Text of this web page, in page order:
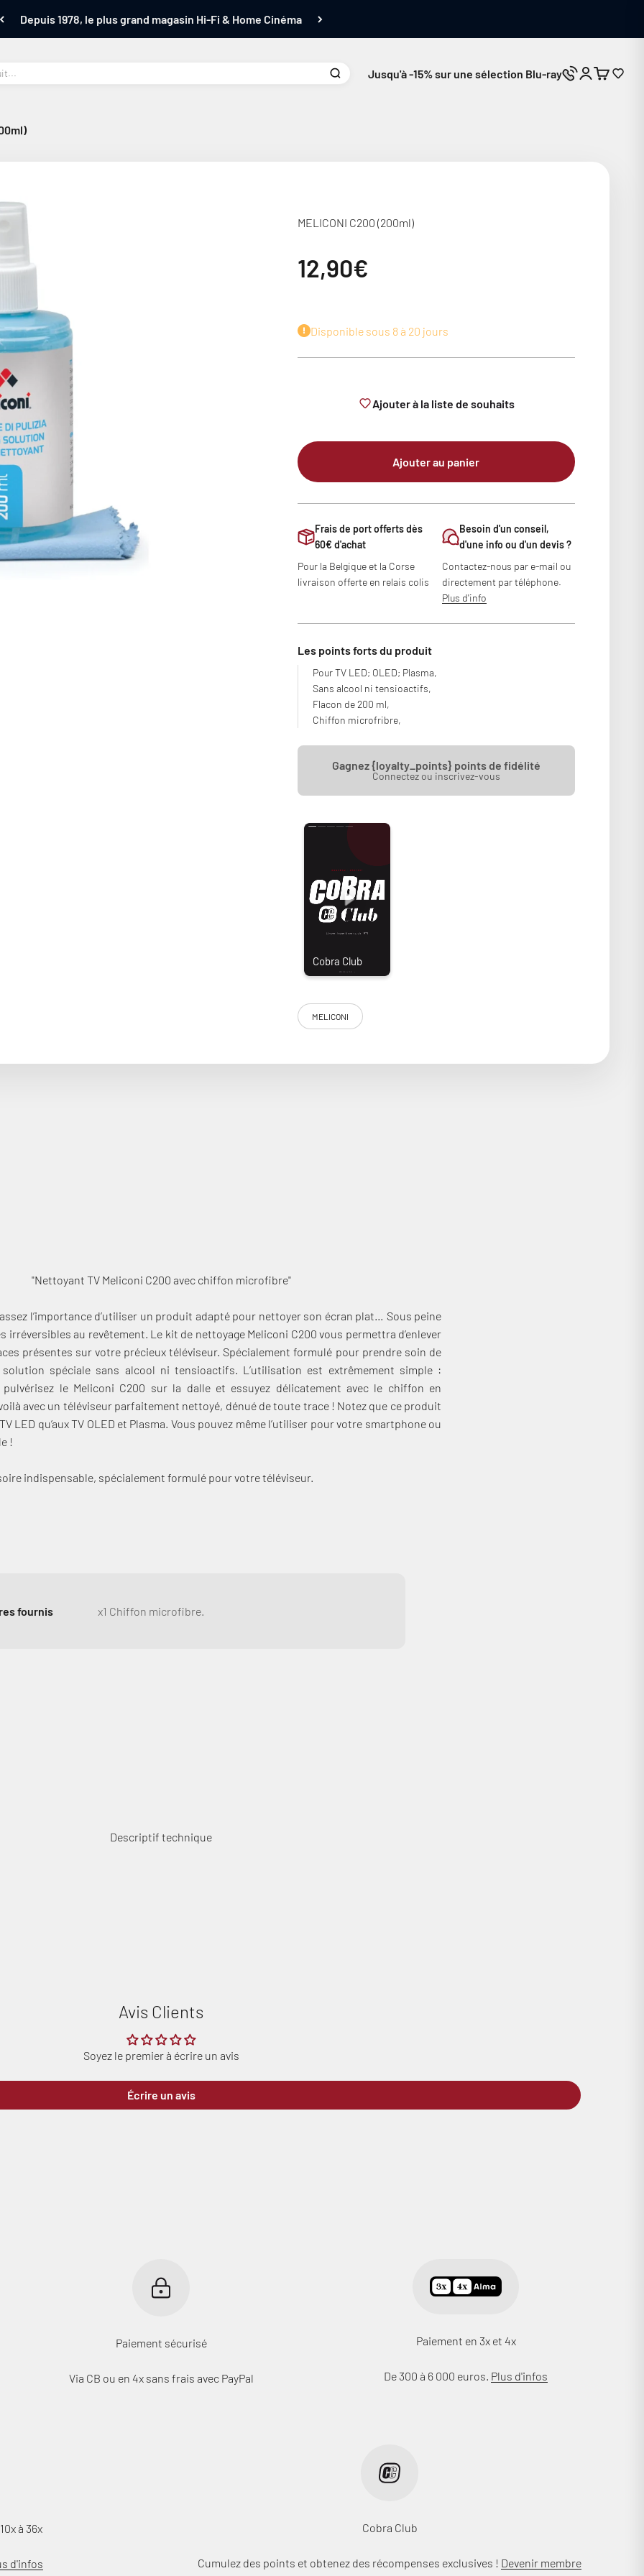
Depuis 1978, le plus grand magasin Hi-Fi & Home Cinéma
Jusqu'à -15% sur une sélection Blu-ray Nous
Connexion
Panier
MELICONI C200 (200ml)
Prix de vente
12,90€
Disponible sous 8 à 20 jours
Ajouter à la liste de souhaits
Ajouter au panier
Frais de port offerts dès
60€ d'achat
Pour la Belgique et la Corse
livraison offerte en relais colis
Besoin d'un conseil,
d'une info ou d'un devis ?
Contactez-nous par e-mail ou
directement par téléphone.
Plus d'info
Les points forts du produit
Pour TV LED; OLED; Plasma,
Sans alcool ni tensioactifs,
Flacon de 200 ml,
Chiffon microfribre,
Gagnez {loyalty_points} points de fidélité
Connectez ou inscrivez-vous
MELICONI
"Nettoyant TV Meliconi C200 avec chiffon microfibre"
l’importance d’utiliser un produit adapté pour nettoyer son écran plat… Sous peine
irréversibles au revêtement. Le kit de nettoyage Meliconi C200 vous permettra d’enlever
présentes sur votre précieux téléviseur. Spécialement formulé pour prendre soin de
solution spéciale sans alcool ni tensioactifs. L’utilisation est extrêmement simple :
le Meliconi C200 sur la dalle et essuyez délicatement avec le chiffon en
avec un téléviseur parfaitement nettoyé, dénué de toute trace ! Notez que ce produit
LED qu’aux TV OLED et Plasma. Vous pouvez même l’utiliser pour votre smartphone ou
!
indispensable, spécialement formulé pour votre téléviseur.
fournis x1 Chiffon microfibre.
Descriptif technique
Avis Clients
Soyez le premier à écrire un avis
Écrire un avis
Paiement sécurisé
Via CB ou en 4x sans frais avec PayPal
Paiement en 3x et 4x
De 300 à 6 000 euros. Plus d'infos
à 36x
d'infos
Cobra Club
Cumulez des points et obtenez des récompenses exclusives ! Devenir membre
liste de souhaits et afficher vos articles précédemment